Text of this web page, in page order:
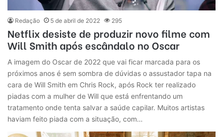
Redação 5 de abril de 2022 295
Netflix desiste de produzir novo filme com
Will Smith após escândalo no Oscar
A imagem do Oscar de 2022 que vai ficar marcada para os
próximos anos é sem sombra de dúvidas o assustador tapa na
cara de Will Smith em Chris Rock, após Rock ter realizado
piadas com a mulher de Will que está enfrentando um
tratamento onde tenta salvar a saúde capilar. Muitos artistas
haviam feito piada com a situação, com…